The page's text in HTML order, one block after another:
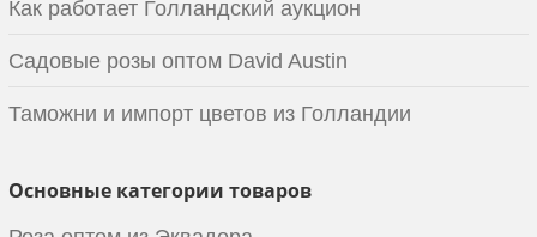
Как работает Голландский аукцион
Садовые розы оптом David Austin
Таможни и импорт цветов из Голландии
Основные категории товаров